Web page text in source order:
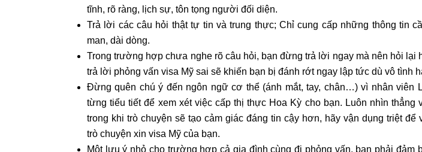
tĩnh, rõ ràng, lịch sự, tôn tọng người đối diện.
Trả lời các câu hỏi thật tự tin và trung thực; Chỉ cung cấp những thông tin
man, dài dòng.
Trong trường hợp chưa nghe rõ câu hỏi, bạn đừng trả lời ngay mà nên hỏi lại
trả lời phỏng vấn visa Mỹ sai sẽ khiến bạn bị đánh rớt ngay lập tức dù vô tình
Đừng quên chú ý đến ngôn ngữ cơ thể (ánh mắt, tay, chân…) vì nhân viên
từng tiểu tiết để xem xét việc cấp thị thực Hoa Kỳ cho bạn. Luôn nhìn thẳng
trong khi trò chuyện sẽ tạo cảm giác đáng tin cậy hơn, hãy vận dụng triệt để
trò chuyện xin visa Mỹ của bạn.
Một lưu ý nhỏ cho trường hợp cả gia đình cùng đi phỏng vấn, bạn phải đảm